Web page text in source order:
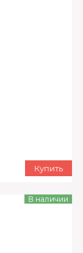
Купить
В наличии